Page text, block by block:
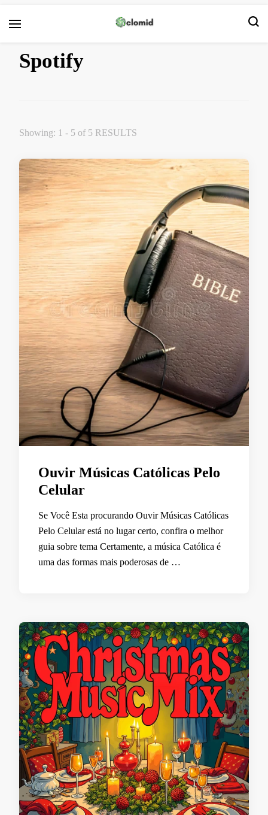
Spotify
Showing: 1 - 5 of 5 RESULTS
Ouvir Músicas Católicas Pelo
Celular
Se Você Esta procurando Ouvir Músicas Católicas
Pelo Celular está no lugar certo, confira o melhor
guia sobre tema Certamente, a música Católica é
uma das formas mais poderosas de …